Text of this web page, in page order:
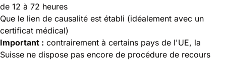
de 12 à 72 heures
Que le lien de causalité est établi (idéalement avec un
certificat médical)
Important : contrairement à certains pays de l'UE, la
Suisse ne dispose pas encore de procédure de recours